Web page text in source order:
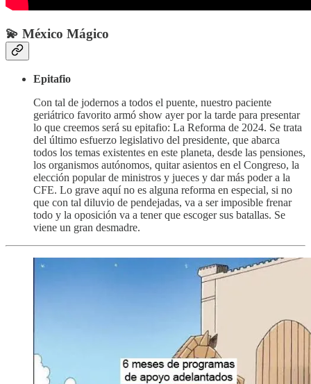
💫 México Mágico
Epitafio
Con tal de jodernos a todos el puente, nuestro paciente
geriátrico favorito armó show ayer por la tarde para presentar
lo que creemos será su epitafio: La Reforma de 2024. Se trata
del último esfuerzo legislativo del presidente, que abarca
todos los temas existentes en este planeta, desde las pensiones,
los organismos autónomos, quitar asientos en el Congreso, la
elección popular de ministros y jueces y dar más poder a la
CFE. Lo grave aquí no es alguna reforma en especial, si no
que con tal diluvio de pendejadas, va a ser imposible frenar
todo y la oposición va a tener que escoger sus batallas. Se
viene un gran desmadre.